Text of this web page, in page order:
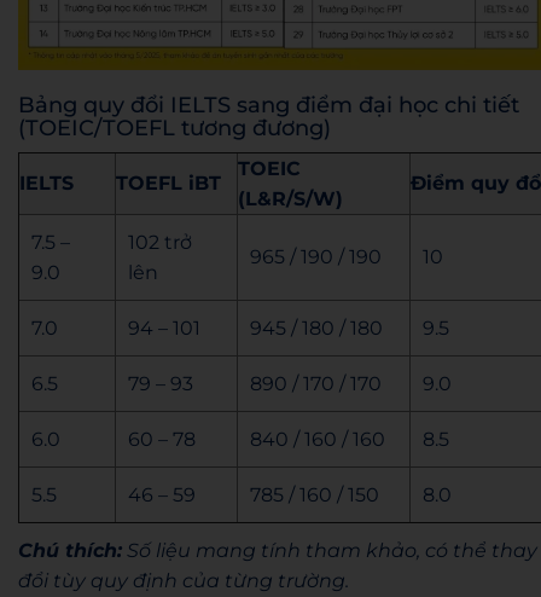
Bảng quy đổi IELTS sang điểm đại học chi tiết
(TOEIC/TOEFL tương đương)
IELTS TOEFL iBT
TOEIC
(L&R/S/W)
Điểm quy
7.5 –
9.0
102 trở
lên
965 / 190 / 190 10
7.0 94 – 101 945 / 180 / 180 9.5
6.5 79 – 93 890 / 170 / 170 9.0
6.0 60 – 78 840 / 160 / 160 8.5
5.5 46 – 59 785 / 160 / 150 8.0
Chú thích: Số liệu mang tính tham khảo, có thể thay
đổi tùy quy định của từng trường.